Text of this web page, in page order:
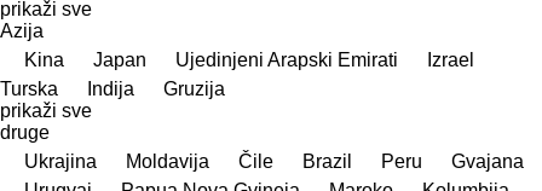
prikaži sve
Azija
Kina
Japan Ujedinjeni Arapski Emirati
Izrael
Turska
Indija
Gruzija
prikaži sve
druge
Ukrajina
Moldavija Čile Brazil Peru
Gvajana